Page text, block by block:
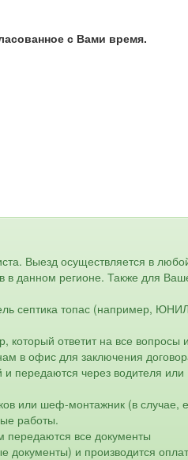
с Вами время.
Выезд осуществляется в
в данном регионе. Также для
септика топас (например,
ответит на все вопросы и
в офис для заключения
и передаются через водителя или
или шеф-монтажник (в случае,
работы.
все документы
документы) и производится